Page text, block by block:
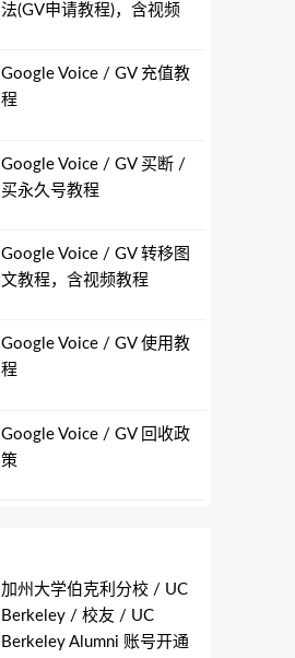
法(GV申请教程)，含视频
Google Voice / GV 充值教
程
Google Voice / GV 买断 /
买永久号教程
Google Voice / GV 转移图
文教程，含视频教程
Google Voice / GV 使用教
程
Google Voice / GV 回收政
策
加州大学伯克利分校 / UC
Berkeley / 校友 / UC
Berkeley Alumni 账号开通